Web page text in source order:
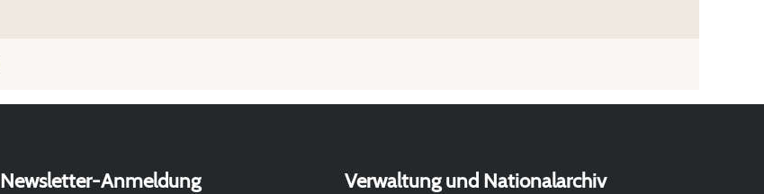
Newsletter-Anmeldung
Verwaltung und Nationalarchiv